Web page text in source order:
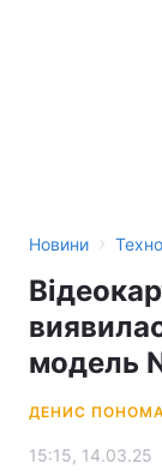
Новини ›
модель
ДЕНИС
15:15, 14.03.25